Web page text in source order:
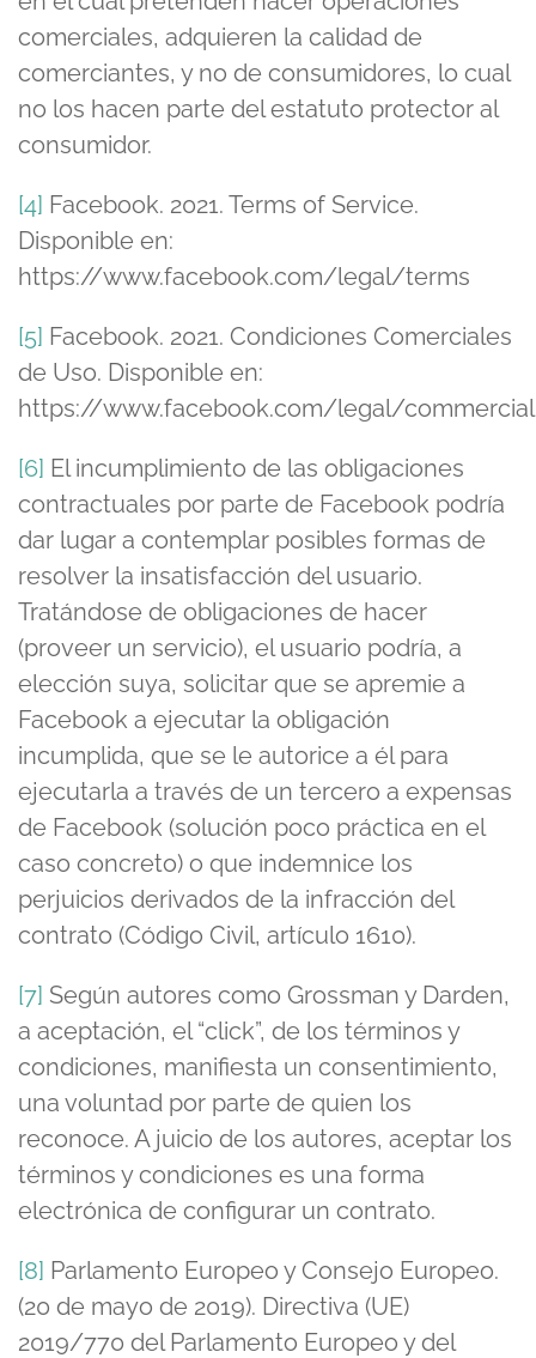
comerciales, adquieren la calidad de
comerciantes, y no de consumidores, lo cual
no los hacen parte del estatuto protector al
consumidor.
[4] Facebook. 2021. Terms of Service.
Disponible en:
https://www.facebook.com/legal/terms
[5] Facebook. 2021. Condiciones Comerciales
de Uso. Disponible en:
https://www.facebook.com/legal/
[6] El incumplimiento de las obligaciones
contractuales por parte de Facebook podría
dar lugar a contemplar posibles formas de
resolver la insatisfacción del usuario.
Tratándose de obligaciones de hacer
(proveer un servicio), el usuario podría, a
elección suya, solicitar que se apremie a
Facebook a ejecutar la obligación
incumplida, que se le autorice a él para
ejecutarla a través de un tercero a expensas
de Facebook (solución poco práctica en el
caso concreto) o que indemnice los
perjuicios derivados de la infracción del
contrato (Código Civil, artículo 1610).
[7] Según autores como Grossman y Darden,
a aceptación, el “click”, de los términos y
condiciones, manifiesta un consentimiento,
una voluntad por parte de quien los
reconoce. A juicio de los autores, aceptar los
términos y condiciones es una forma
electrónica de configurar un contrato.
[8] Parlamento Europeo y Consejo Europeo.
(20 de mayo de 2019). Directiva (UE)
2019/770 del Parlamento Europeo y del